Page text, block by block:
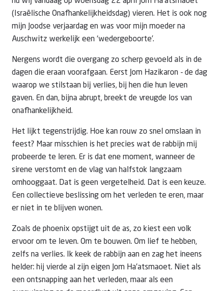
(Israëlische Onafhankelijkheidsdag) vieren. Het is ook nog
mijn Joodse verjaardag en was voor mijn moeder na
Auschwitz werkelijk een ‘wedergeboorte’.
Nergens wordt die overgang zo scherp gevoeld als in de
dagen die eraan voorafgaan. Eerst Jom Hazikaron - de dag
waarop we stilstaan bij verlies, bij hen die hun leven
gaven. En dan, bijna abrupt, breekt de vreugde los van
onafhankelijkheid.
Het lijkt tegenstrijdig. Hoe kan rouw zo snel omslaan in
feest? Maar misschien is het precies wat de rabbijn mij
probeerde te leren. Er is dat ene moment, wanneer de
sirene verstomt en de vlag van halfstok langzaam
omhooggaat. Dat is geen vergetelheid. Dat is een keuze.
Een collectieve beslissing om het verleden te eren, maar
er niet in te blijven wonen.
Zoals de phoenix opstijgt uit de as, zo kiest een volk
ervoor om te leven. Om te bouwen. Om lief te hebben,
zelfs na verlies. Ik keek de rabbijn aan en zag het ineens
helder: hij vierde al zijn eigen Jom Ha’atsmaoet. Niet als
een ontsnapping aan het verleden, maar als een